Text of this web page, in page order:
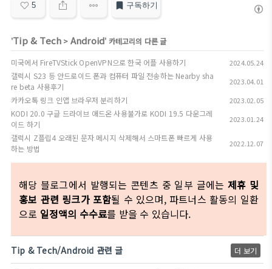
5 구독하기
'Tip & Tech > Android' 카테고리의 다른 글
미국에서 FireTVStick OpenVPN으로 한국 어플 사용하기 2024.05.24
갤럭시 S23 등 안드로이드 폰과 컴퓨터 파일 전송하는 Nearby sha
re beta 사용후기
2023.04.01
카카오톡 링크 인앱 브라우저 분리하기 2023.02.05
KODI 20.0 구글 드라이브 애드온 사용불가로 KODI 19.5 다운그레
이드 하기
2023.01.24
갤럭시 Z플립4 오래된 문자 메시지 삭제해서 스마트폰 빠르게 사용
하는 방법
2022.12.07
해당 블로그에서 발행되는 콘텐츠 중 일부 글에는 제휴 및
홍보 관련 링크가 포함될 수 있으며, 파트너스 활동의 일환
으로 일정액의 수수료를 받을 수 있습니다.
Tip & Tech/Android 관련 글 더 보기